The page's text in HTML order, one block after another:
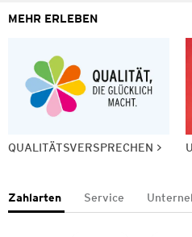
MEHR ERLEBEN
QUALITÄTSVERSPRECHEN
Zahlarten Service